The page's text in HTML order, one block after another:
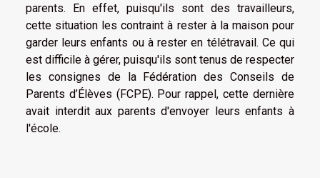
parents. En effet, puisqu'ils sont des travailleurs,
cette situation les contraint à rester à la maison pour
garder leurs enfants ou à rester en télétravail. Ce qui
est difficile à gérer, puisqu'ils sont tenus de respecter
les consignes de la Fédération des Conseils de
Parents d’Élèves (FCPE). Pour rappel, cette dernière
avait interdit aux parents d'envoyer leurs enfants à
l'école.